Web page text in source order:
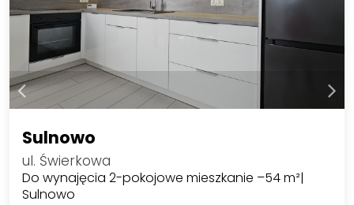
Sulnowo
ul. Świerkowa
Do wynajęcia 2-pokojowe mieszkanie –54 m²|
Sulnowo